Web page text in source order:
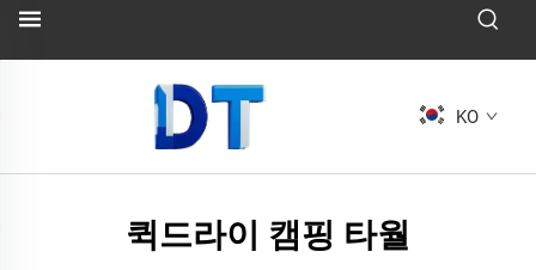
KO
퀵드라이 캠핑 타월